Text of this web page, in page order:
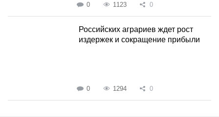
0 1123 0
Российских аграриев ждет рост
издержек и сокращение прибыли
0 1294 0